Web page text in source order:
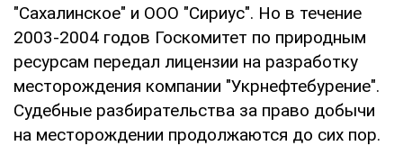
"Сахалинское" и ООО "Сириус". Но в течение
2003-2004 годов Госкомитет по природным
ресурсам передал лицензии на разработку
месторождения компании "Укрнефтебурение".
Судебные разбирательства за право добычи
на месторождении продолжаются до сих пор.